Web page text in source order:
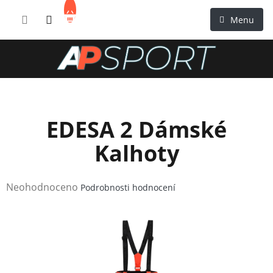
EDESA 2 Dámské
Kalhoty
Průměrné
Neohodnoceno Podrobnosti hodnocení